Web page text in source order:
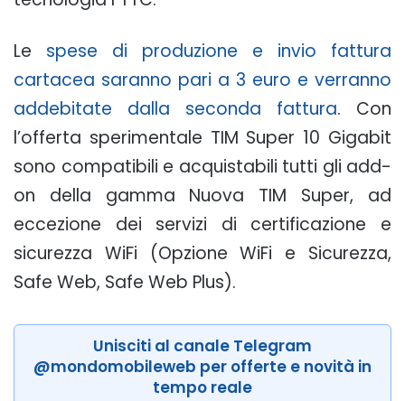
Le spese di produzione e invio fattura
cartacea saranno pari a 3 euro e verranno
addebitate dalla seconda fattura. Con
l’offerta sperimentale TIM Super 10 Gigabit
sono compatibili e acquistabili tutti gli add-
on della gamma Nuova TIM Super, ad
eccezione dei servizi di certificazione e
sicurezza WiFi (Opzione WiFi e Sicurezza,
Safe Web, Safe Web Plus).
Unisciti al canale Telegram
@mondomobileweb per offerte e novità in
tempo reale